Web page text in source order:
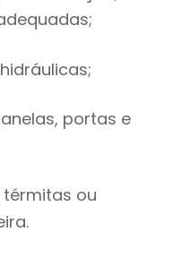
portas e
térmitas ou